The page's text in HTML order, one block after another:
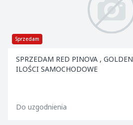
Sprzedam
SPRZEDAM RED PINOVA , GOLDEN . ULO , FRESH .
ILOŚCI SAMOCHODOWE
Do uzgodnienia